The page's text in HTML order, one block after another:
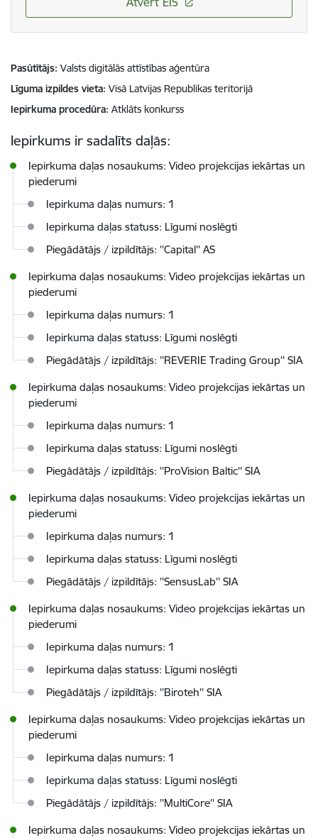
Pasūtītājs Valsts digitālās attīstības aģentūra
Līguma izpildes vieta Visā Latvijas Republikas teritorijā
Iepirkuma procedūra Atklāts konkurss
Iepirkums ir sadalīts daļās:
Iepirkuma daļas nosaukums: Video projekcijas iekārtas un
piederumi
Iepirkuma daļas numurs: 1
Iepirkuma daļas statuss: Līgumi noslēgti
Piegādātājs / izpildītājs: ''Capital'' AS
Iepirkuma daļas nosaukums: Video projekcijas iekārtas un
piederumi
Iepirkuma daļas numurs: 1
Iepirkuma daļas statuss: Līgumi noslēgti
Piegādātājs / izpildītājs: ''REVERIE Trading Group'' SIA
Iepirkuma daļas nosaukums: Video projekcijas iekārtas un
piederumi
Iepirkuma daļas numurs: 1
Iepirkuma daļas statuss: Līgumi noslēgti
Piegādātājs / izpildītājs: ''ProVision Baltic'' SIA
Iepirkuma daļas nosaukums: Video projekcijas iekārtas un
piederumi
Iepirkuma daļas numurs: 1
Iepirkuma daļas statuss: Līgumi noslēgti
Piegādātājs / izpildītājs: ''SensusLab'' SIA
Iepirkuma daļas nosaukums: Video projekcijas iekārtas un
piederumi
Iepirkuma daļas numurs: 1
Iepirkuma daļas statuss: Līgumi noslēgti
Piegādātājs / izpildītājs: ''Biroteh'' SIA
Iepirkuma daļas nosaukums: Video projekcijas iekārtas un
piederumi
Iepirkuma daļas numurs: 1
Iepirkuma daļas statuss: Līgumi noslēgti
Piegādātājs / izpildītājs: ''MultiCore'' SIA
Iepirkuma daļas nosaukums: Video projekcijas iekārtas un